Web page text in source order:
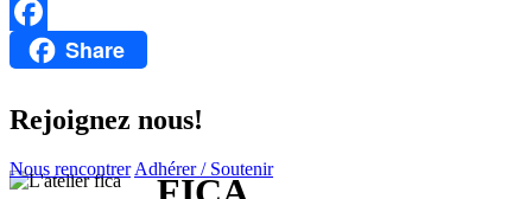
Email
FacebookShare
Rejoignez nous!
Nous rencontrerAdhérer / Soutenir